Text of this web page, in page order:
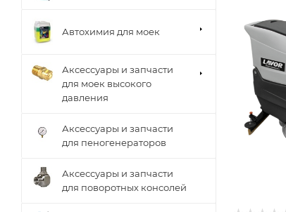
Автохимия для моек
Аксессуары и запчасти
для моек высокого
давления
Аксессуары и запчасти
для пеногенераторов
Аксессуары и запчасти
для поворотных консолей